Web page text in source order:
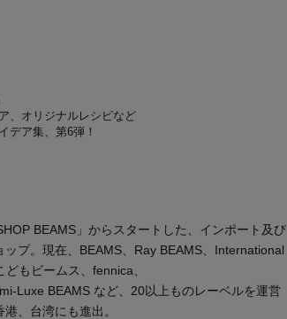
、オリジナルレシピなど
デア集、第6弾！
BEAMS」からスタートした、インポート及び
プ。現在、BEAMS、Ray BEAMS、International
もビームス、fennica、
Luxe BEAMS など、20以上ものレーベルを運営
、台湾にも進出。